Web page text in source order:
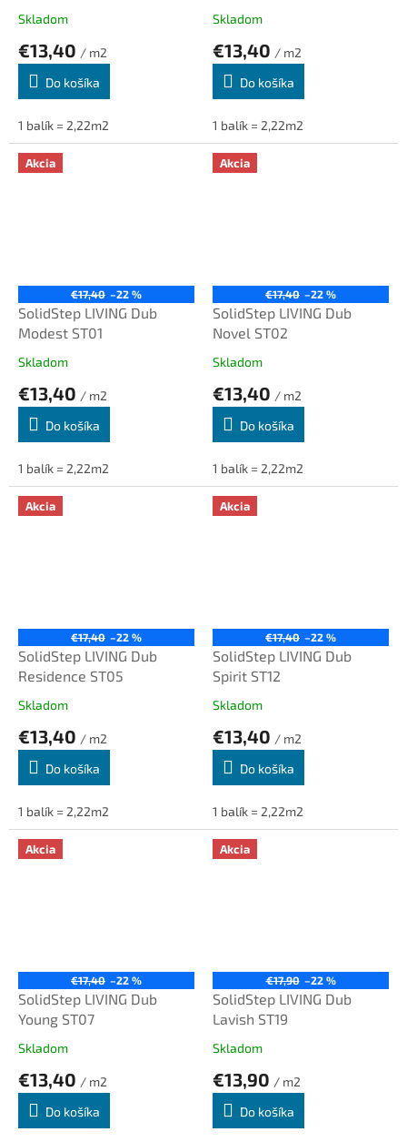
Skladom
€13,40 / m2
Do košíka
1 balík = 2,22m2
Skladom
€13,40 / m2
Do košíka
1 balík = 2,22m2
Akcia
€17,40 –22 %
SolidStep LIVING Dub
Modest ST01
Skladom
€13,40 / m2
Do košíka
1 balík = 2,22m2
Akcia
€17,40 –22 %
SolidStep LIVING Dub
Novel ST02
Skladom
€13,40 / m2
Do košíka
1 balík = 2,22m2
Akcia
€17,40 –22 %
SolidStep LIVING Dub
Residence ST05
Skladom
€13,40 / m2
Do košíka
1 balík = 2,22m2
Akcia
€17,40 –22 %
SolidStep LIVING Dub
Spirit ST12
Skladom
€13,40 / m2
Do košíka
1 balík = 2,22m2
Akcia
€17,40 –22 %
SolidStep LIVING Dub
Young ST07
Skladom
€13,40 / m2
Do košíka
Akcia
€17,90 –22 %
SolidStep LIVING Dub
Lavish ST19
Skladom
€13,90 / m2
Do košíka